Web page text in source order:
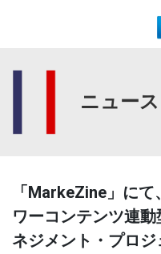
ニュー
「MarkeZine」に
ワーコンテンツ連
ネジメント・プロ